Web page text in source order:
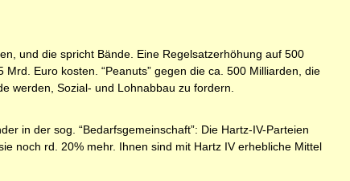
und die spricht Bände. Eine Regelsatzerhöhung auf 500
Euro kosten. “Peanuts” gegen die ca. 500 Milliarden, die
werden, Sozial- und Lohnabbau zu fordern.
in der sog. “Bedarfsgemeinschaft”: Die Hartz-IV-Parteien
noch rd. 20% mehr. Ihnen sind mit Hartz IV erhebliche Mittel